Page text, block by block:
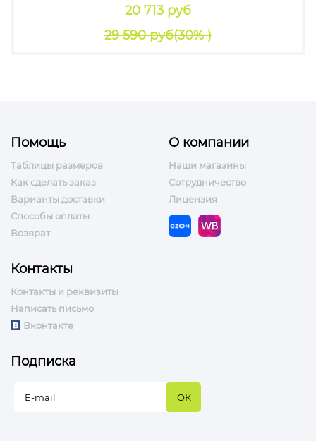
20 713 руб
29 590 руб(30% )
Помощь
Таблицы размеров
Как сделать заказ
Варианты доставки
Способы оплаты
Возврат
О компании
Наши магазины
Сотрудничество
Лицензия
Контакты
Контакты и реквизиты
Написать письмо
Вконтакте
Подписка